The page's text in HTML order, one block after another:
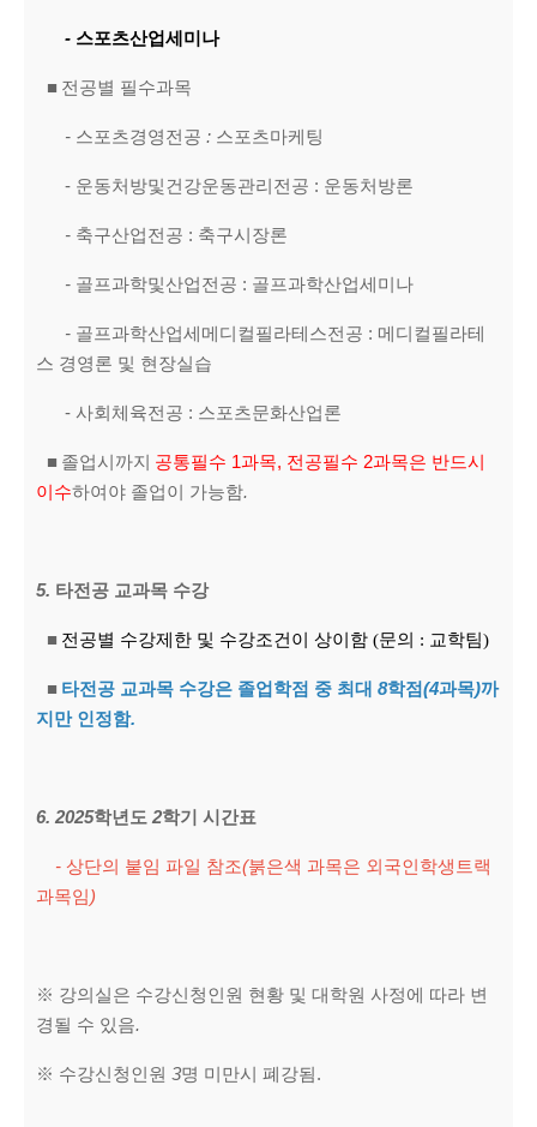
- 스포츠산업세미나
■ 전공별 필수과목
- 스포츠경영전공 : 스포츠마케팅
- 운동처방및건강운동관리전공 : 운동처방론
- 축구산업전공 : 축구시장론
- 골프과학및산업전공 : 골프과학산업세미나
- 골프과학산업세메디컬필라테스전공 : 메디컬필라테
스 경영론 및 현장실습
- 사회체육전공 : 스포츠문화산업론
■ 졸업시까지 공통필수 1과목, 전공필수 2과목은 반드시
이수하여야 졸업이 가능함.
5. 타전공 교과목 수강
■ 전공별 수강제한 및 수강조건이 상이함 (문의 : 교학팀)
■ 타전공 교과목 수강은 졸업학점 중 최대 8학점(4과목)까
지만 인정함.
6. 2025학년도 2학기 시간표
- 상단의 붙임 파일 참조(붉은색 과목은 외국인학생트랙
과목임)
※ 강의실은 수강신청인원 현황 및 대학원 사정에 따라 변
경될 수 있음.
※ 수강신청인원 3명 미만시 폐강됨.